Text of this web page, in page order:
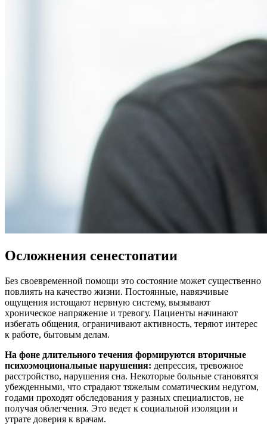
Осложнения сенестопатии
Без своевременной помощи это состояние может существенно
повлиять на качество жизни. Постоянные, навязчивые
ощущения истощают нервную систему, вызывают
хроническое напряжение и тревогу. Пациенты начинают
избегать общения, ограничивают активность, теряют интерес
к работе, бытовым делам.
На фоне длительного течения формируются вторичные
психоэмоциональные нарушения: депрессия, тревожное
расстройство, нарушения сна. Некоторые больные становятся
убежденными, что страдают тяжелым соматическим недугом,
годами проходят обследования у разных специалистов, не
получая облегчения. Это ведет к социальной изоляции и
утрате доверия к врачам.